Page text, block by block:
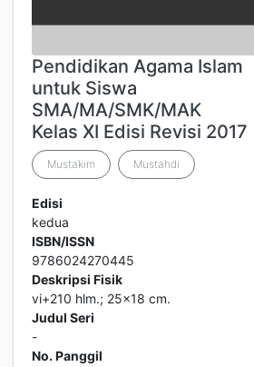
Pendidikan Agama Islam
untuk Siswa
SMA/MA/SMK/MAK
Kelas XI Edisi Revisi 2017
Mustakim Mustahdi
Edisi
kedua
ISBN/ISSN
9786024270445
Deskripsi Fisik
vi+210 hlm.; 25x18 cm.
Judul Seri
-
No. Panggil